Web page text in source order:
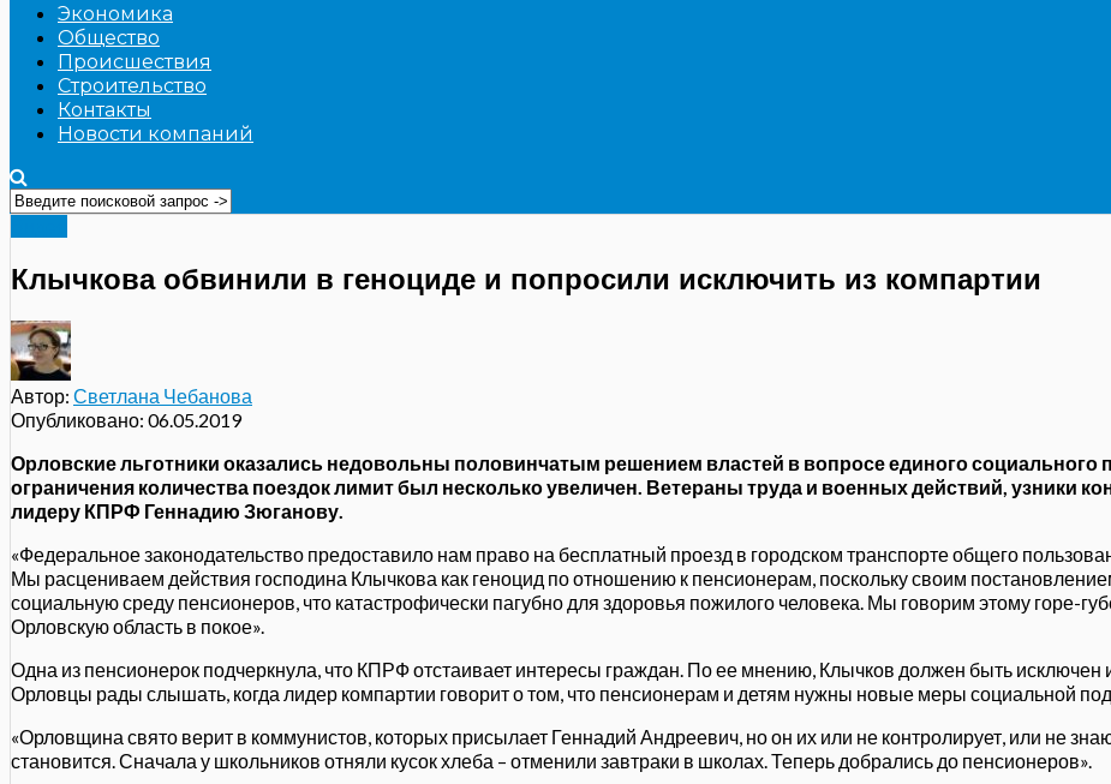
Экономика
Общество
Происшествия
Строительство
Контакты
Новости компаний
Клычкова обвинили в геноциде и попросили исключить из компартии
Автор: Светлана Чебанова
Опубликовано: 06.05.2019
Орловские льготники оказались недовольны половинчатым решением властей в вопросе единого социального
ограничения количества поездок лимит был несколько увеличен. Ветераны труда и военных действий, узники
лидеру КПРФ Геннадию Зюганову.
«Федеральное законодательство предоставило нам право на бесплатный проезд в городском транспорте общего
Мы расцениваем действия господина Клычкова как геноцид по отношению к пенсионерам, поскольку своим
социальную среду пенсионеров, что катастрофически пагубно для здоровья пожилого человека. Мы говорим этому горе-
Орловскую область в покое».
Одна из пенсионерок подчеркнула, что КПРФ отстаивает интересы граждан. По ее мнению, Клычков должен быть исключен
Орловцы рады слышать, когда лидер компартии говорит о том, что пенсионерам и детям нужны новые меры социальной
«Орловщина свято верит в коммунистов, которых присылает Геннадий Андреевич, но он их или не контролирует, или не
становится. Сначала у школьников отняли кусок хлеба – отменили завтраки в школах. Теперь добрались до пенсионеров».